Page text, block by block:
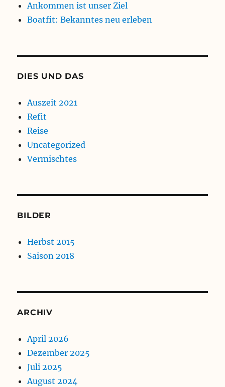
Ankommen ist unser Ziel
Boatfit: Bekanntes neu erleben
DIES UND DAS
Auszeit 2021
Refit
Reise
Uncategorized
Vermischtes
BILDER
Herbst 2015
Saison 2018
ARCHIV
April 2026
Dezember 2025
Juli 2025
August 2024